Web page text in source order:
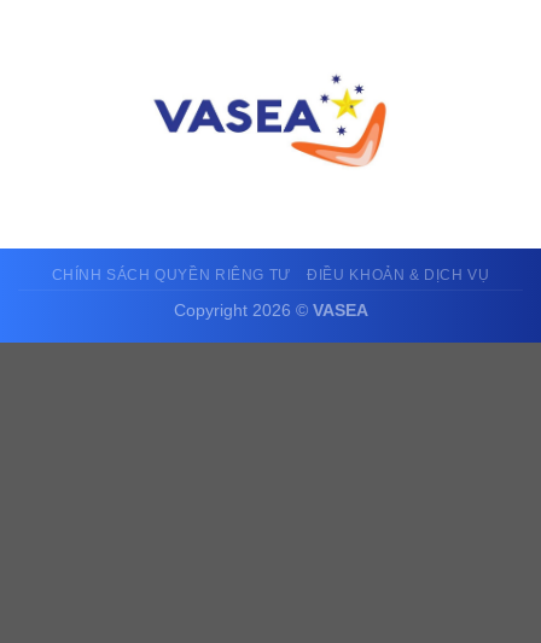
CHÍNH SÁCH QUYỀN RIÊNG TƯ ĐIỀU KHOẢN & DỊCH VỤ
Copyright 2026 © VASEA